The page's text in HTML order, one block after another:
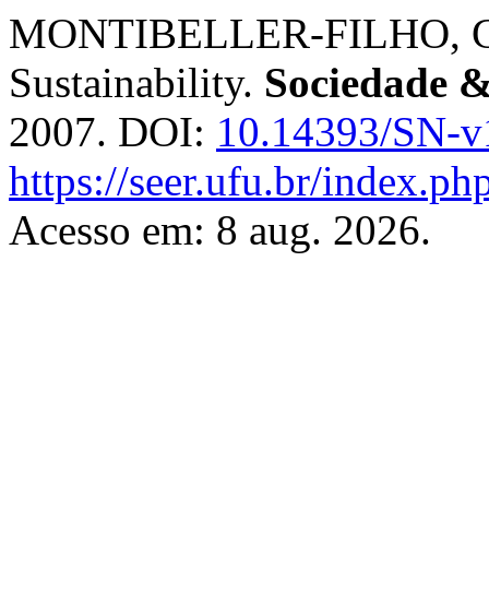
MONTIBELLER-FILHO,
Sustainability. Sociedade
2007. DOI: 10.14393/SN-
https://seer.ufu.br/
Acesso em: 8 aug. 2026.